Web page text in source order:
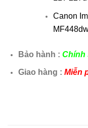
Canon
Bảo hành : Chính
Giao hàng : Miễn